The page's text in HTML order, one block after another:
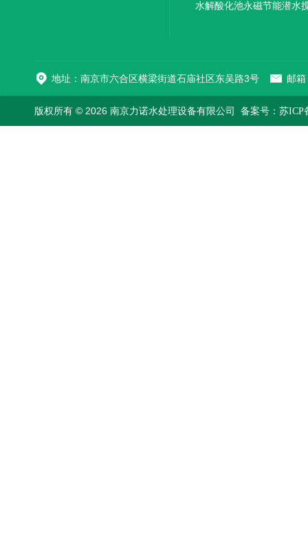
机厂家直销
水解酸化池永磁节能潜水
地址：南京市六合区横梁街道石庙社区东吴路3号 邮
版权所有 © 2026 南京力诺水处理设备有限公司 备案号：苏ICP